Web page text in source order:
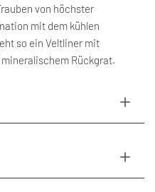
von höchster
mit dem kühlen
so ein Veltliner mit
Rückgrat.